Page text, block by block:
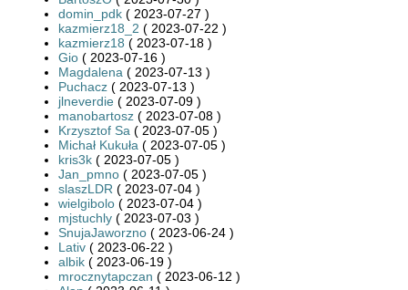
domin_pdk ( 2023-07-27 )
kazmierz18_2 ( 2023-07-22 )
kazmierz18 ( 2023-07-18 )
Gio ( 2023-07-16 )
Magdalena ( 2023-07-13 )
Puchacz ( 2023-07-13 )
jlneverdie ( 2023-07-09 )
manobartosz ( 2023-07-08 )
Krzysztof Sa ( 2023-07-05 )
Michał Kukuła ( 2023-07-05 )
kris3k ( 2023-07-05 )
Jan_pmno ( 2023-07-05 )
slaszLDR ( 2023-07-04 )
wielgibolo ( 2023-07-04 )
mjstuchly ( 2023-07-03 )
SnujaJaworzno ( 2023-06-24 )
Lativ ( 2023-06-22 )
albik ( 2023-06-19 )
mrocznytapczan ( 2023-06-12 )